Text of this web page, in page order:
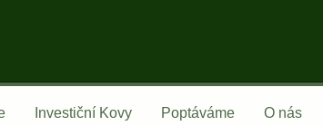
Investiční Kovy Poptáváme O nás